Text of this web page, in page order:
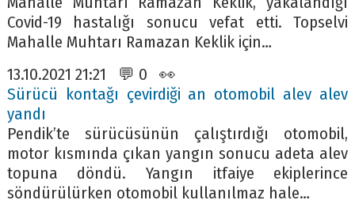
Covid-19 hastalığı sonucu vefat etti. Topselvi
Mahalle Muhtarı Ramazan Keklik için…
13.10.2021 21:21 💬 0 👀
Sürücü kontağı çevirdiği an otomobil alev alev
yandı
Pendik’te sürücüsünün çalıştırdığı otomobil,
motor kısmında çıkan yangın sonucu adeta alev
topuna döndü. Yangın itfaiye ekiplerince
söndürülürken otomobil kullanılmaz hale…